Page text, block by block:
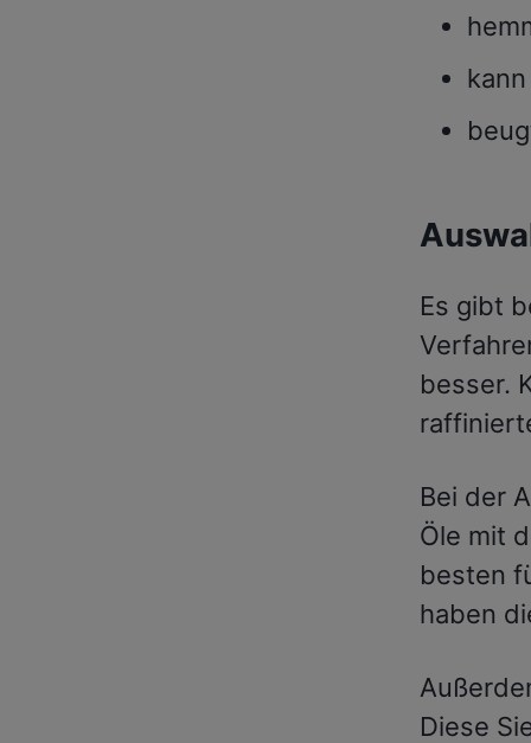
Es gibt
besser.
Bei der
Öle mit
besten
haben
Diese